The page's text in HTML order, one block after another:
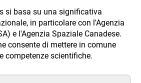
si basa su una significativa
in particolare con l'Agenzia
e l'Agenzia Spaziale Canadese.
consente di mettere in comune
competenze scientifiche.